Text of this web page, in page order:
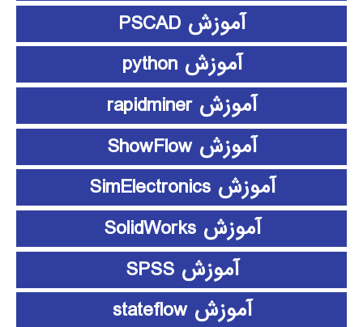
آموزش PSCAD
آموزش python
آموزش rapidminer
آموزش ShowFlow
آموزش SimElectronics
آموزش SolidWorks
آموزش SPSS
آموزش stateflow